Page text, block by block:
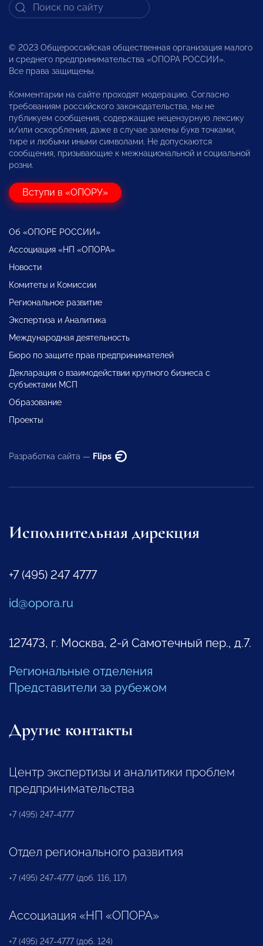
© 2023 Общероссийская общественная организация малого
и среднего предпринимательства «ОПОРА РОССИИ».
Все права защищены.
Комментарии на сайте проходят модерацию. Согласно
требованиям российского законодательства, мы не
публикуем сообщения, содержащие нецензурную лексику
и/или оскорбления, даже в случае замены букв точками,
тире и любыми иными символами. Не допускаются
сообщения, призывающие к межнациональной и социальной
розни.
Вступи в «ОПОРУ»
Об «ОПОРЕ РОССИИ»
Ассоциация «НП «ОПОРА»
Новости
Комитеты и Комиссии
Региональное развитие
Экспертиза и Аналитика
Международная деятельность
Бюро по защите прав предпринимателей
Декларация о взаимодействии крупного бизнеса с
субъектами МСП
Образование
Проекты
Разработка сайта — Flips
Исполнительная дирекция
+7 (495) 247 4777
id@opora.ru
127473, г. Москва, 2-й Самотечный пер., д.7.
Региональные отделения
Представители за рубежом
Другие контакты
Центр экспертизы и аналитики проблем
предпринимательства
+7 (495) 247-4777
Отдел регионального развития
+7 (495) 247-4777 (доб. 116, 117)
Ассоциация «НП «ОПОРА»
+7 (495) 247-4777 (доб. 124)